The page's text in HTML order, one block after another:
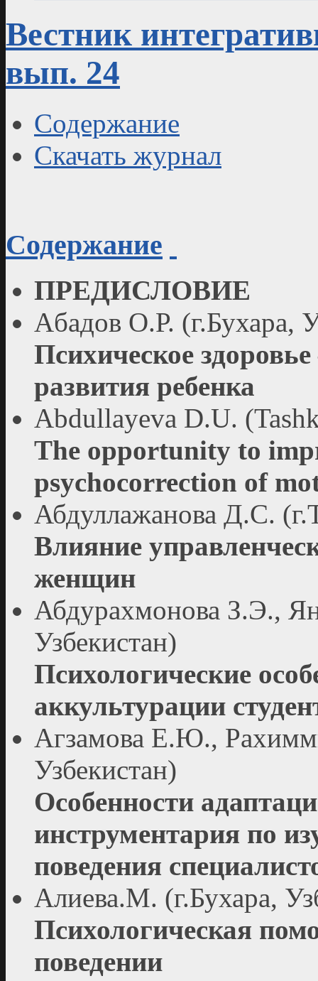
Вестник
вып. 24
Содержание
Скачать журнал
Содержание
ПРЕДИСЛОВИЕ
Aбадов О.Р. (г.Бухара,
Психическое
развития ребенка
Abdullayeva D.U.
The opportunity to
psychocorrection of
Абдуллажанова Д.С.
Влияние
женщин
Абдурахмонова З.Э.,
Узбекистан)
Психологические
аккультурации
Агзамова Е.Ю.,
Узбекистан)
Особенности
инструментария по
поведения
Алиева.М. (г.Бухара,
Психологическая
поведении